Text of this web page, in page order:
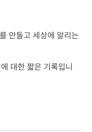
만들고 세상에 알리는
대한 짧은 기록입니